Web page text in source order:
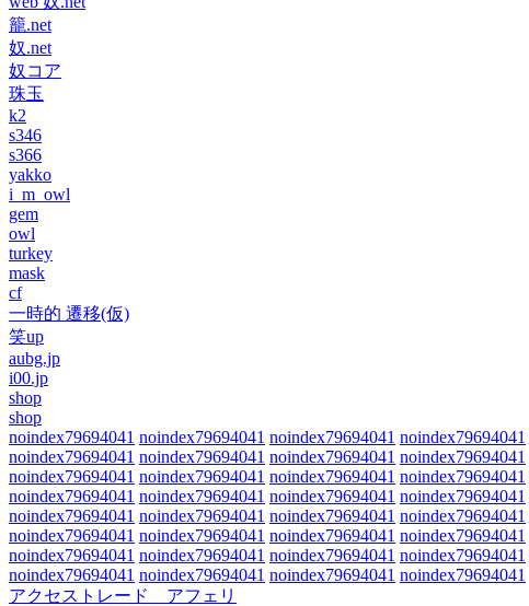
籠.net
奴.net
奴コア
珠玉
k2
s346
s366
yakko
i_m_owl
gem
owl
turkey
mask
cf
一時的 遷移(仮)
笑up
aubg.jp
i00.jp
shop
shop
noindex79694041 noindex79694041 noindex79694041 noindex79694041
noindex79694041 noindex79694041 noindex79694041 noindex79694041
noindex79694041 noindex79694041 noindex79694041 noindex79694041
noindex79694041 noindex79694041 noindex79694041 noindex79694041
noindex79694041 noindex79694041 noindex79694041 noindex79694041
noindex79694041 noindex79694041 noindex79694041 noindex79694041
noindex79694041 noindex79694041 noindex79694041 noindex79694041
noindex79694041 noindex79694041 noindex79694041 noindex79694041
アクセストレード アフェリ